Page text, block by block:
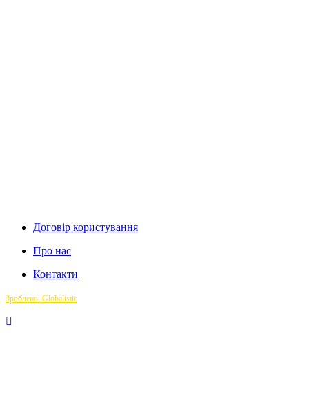
Договір користування
Про нас
Контакти
Зроблено: Globalistic